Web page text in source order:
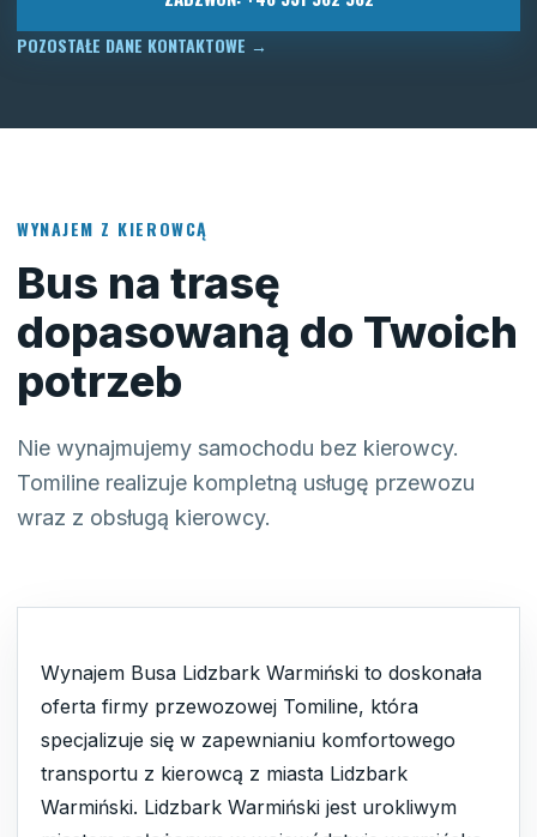
POZOSTAŁE DANE KONTAKTOWE →
WYNAJEM Z KIEROWCĄ
Bus na trasę
dopasowaną do Twoich
potrzeb
Nie wynajmujemy samochodu bez kierowcy.
Tomiline realizuje kompletną usługę przewozu
wraz z obsługą kierowcy.
Wynajem Busa Lidzbark Warmiński to doskonała
oferta firmy przewozowej Tomiline, która
specjalizuje się w zapewnianiu komfortowego
transportu z kierowcą z miasta Lidzbark
Warmiński. Lidzbark Warmiński jest urokliwym